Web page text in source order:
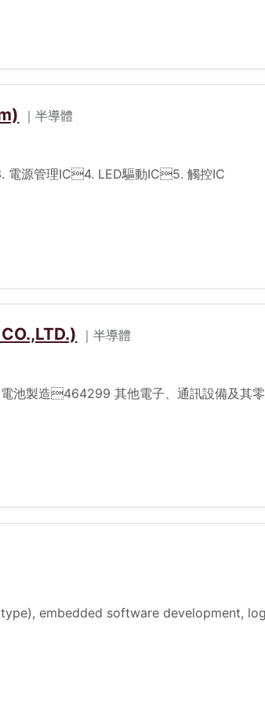
｜半導體
電源管理IC4. LED驅動IC5. 觸控IC
｜半導體
池製造464299 其他電子、通訊設備及其
embedded software development,